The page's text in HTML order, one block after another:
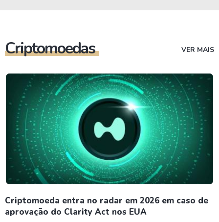
Criptomoedas VER MAIS
Criptomoeda entra no radar em 2026 em caso de
aprovação do Clarity Act nos EUA